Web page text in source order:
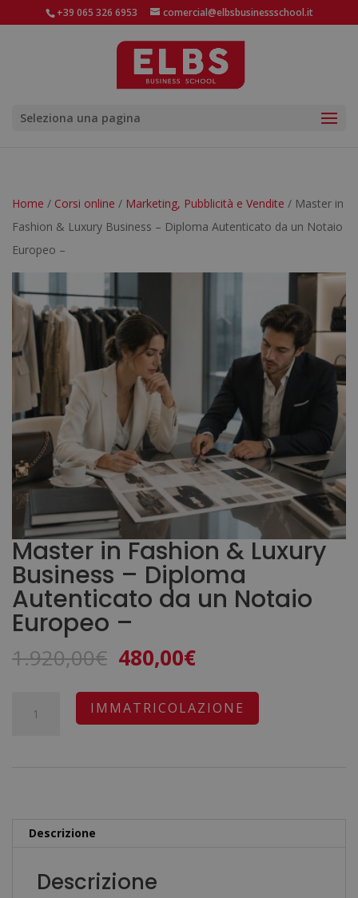
+39 065 326 6953 comercial@elbsbusinessschool.it
Seleziona una pagina
Home / Corsi online / Marketing, Pubblicità e Vendite / Master in
Fashion & Luxury Business – Diploma Autenticato da un Notaio
Europeo –
Master in Fashion & Luxury
Business – Diploma
Autenticato da un Notaio
Europeo –
1.920,00€ Il
originale
era:
480,00€Il
attuale
è:
Autenticato
IMMATRICOLAZIONE
Descrizione
Descrizione